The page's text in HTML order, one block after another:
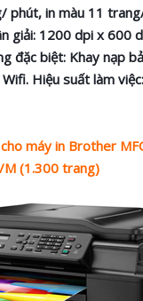
phút, in màu 11
giải: 1200 dpi x 600
đặc biệt: Khay nạp
Hiệu suất làm
máy in Brother
(1.300 trang)